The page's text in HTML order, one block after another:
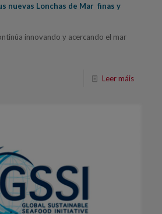
nuevas Lonchas de Mar finas y
innovando y acercando el mar
Leer máis